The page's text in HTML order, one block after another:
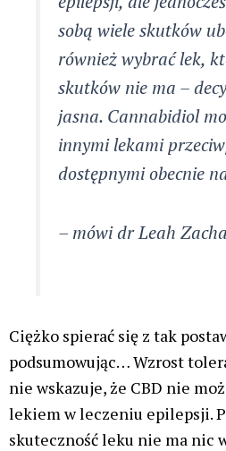
sobą wiele skutków
również wybrać lek,
skutków nie ma –
jasna. Cannabidiol
innymi lekami
dostępnymi obecnie
– mówi dr Leah
Ciężko spierać się z tak
podsumowując… Wzrost
nie wskazuje, że CBD nie
lekiem w leczeniu epilepsji.
skuteczność leku nie ma nic